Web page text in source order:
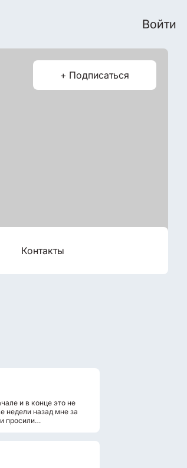
Войти
+ Подписаться
Контакты
и в конце это не
недели назад мне за
просили